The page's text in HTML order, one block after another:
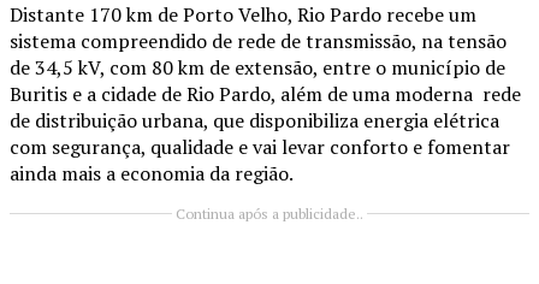
Distante 170 km de Porto Velho, Rio Pardo recebe um
sistema compreendido de rede de transmissão, na tensão
de 34,5 kV, com 80 km de extensão, entre o município de
Buritis e a cidade de Rio Pardo, além de uma moderna rede
de distribuição urbana, que disponibiliza energia elétrica
com segurança, qualidade e vai levar conforto e fomentar
ainda mais a economia da região.
Continua após a publicidade..